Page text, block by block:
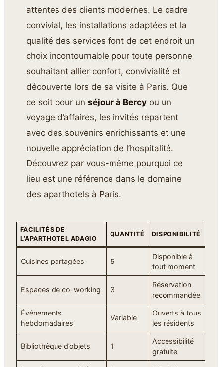
attentes des clients modernes. Le cadre
convivial, les installations adaptées et la
qualité des services font de cet endroit un
choix incontournable pour toute personne
souhaitant allier confort, convivialité et
découverte lors de sa visite à Paris. Que
ce soit pour unséjour à Bercy ou un
voyage d’affaires, les invités repartent
avec des souvenirs enrichissants et une
nouvelle appréciation de l’hospitalité.
Découvrez par vous-même pourquoi ce
lieu est une référence dans le domaine
des aparthotels à Paris.
FACILITÉS DE
L’APARTHOTEL ADAGIO
QUANTITÉ DISPONIBILITÉ
Cuisines partagées 5
Disponible à
tout moment
Espaces de co-working 3
Réservation
recommandée
Événements
hebdomadaires
Variable
Ouverts à tous
les résidents
Bibliothèque d’objets 1
Accessibilité
gratuite